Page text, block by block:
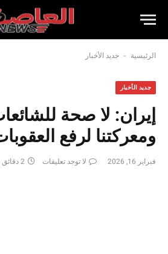
الرئيسية - جديد الأخبار
جديد الأخبار
إيران: لا صحة
ومعركتنا لرفع
فبراير 16, 2026 لا توجد تعليقات 2 دقائق